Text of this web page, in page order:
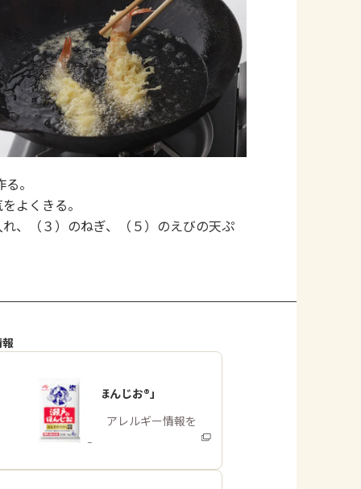
。
よくきる。
、（３）のねぎ、（５）のえびの天ぷ
「瀬戸のほんじお®」
商品・アレルギー情報を
みる